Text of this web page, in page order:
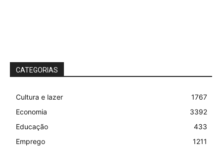
CATEGORIAS
Cultura e lazer
1767
Economia
3392
Educação
433
Emprego
1211